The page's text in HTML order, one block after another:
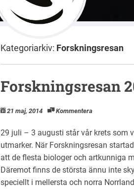
Kategoriarkiv: Forskningsresan
Forskningsresan
21 maj, 2014 Kommentera
29 juli – 3 augusti står vår krets som
utmarker. När Forskningsresan
att de flesta biologer och artkunniga
Däremot finns de största ännu inte
speciellt i mellersta och norra